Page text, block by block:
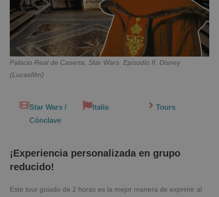
Palacio Real de Caserta. Star Wars: Episodio II. Disney
(Lucasfilm)
Star Wars /
Cónclave
Italia Tours
¡Experiencia personalizada en grupo
reducido!
Este tour guiado de 2 horas es la mejor manera de exprimir al